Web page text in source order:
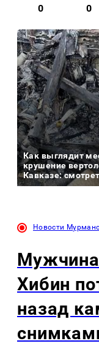
0 0
Как выглядит
крушение
Кавказе:
Новости
Мужчина
Хибин
назад